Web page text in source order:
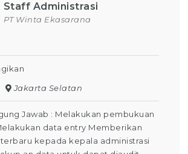
Operator Produksi
PT Parion Indo Tama
Contract
Kuningan
/ Tanggung Jawab : Melakukan
Produksi Setiap Harinya Dapat
dalam bekerja Dapat